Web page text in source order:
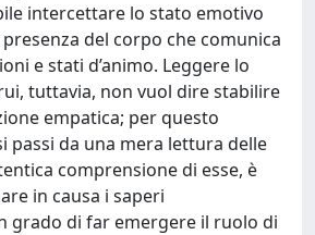
intercettare lo stato emotivo
presenza del corpo che comunica
e stati d’animo. Leggere lo
tuttavia, non vuol dire stabilire
empatica; per questo
passi da una mera lettura delle
comprensione di esse, è
in causa i saperi
grado di far emergere il ruolo di